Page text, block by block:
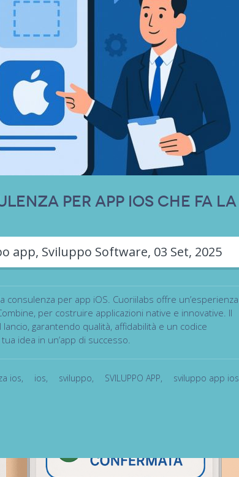
per app iOS che fa la
app, Sviluppo Software, 03 Set, 2025
consulenza per app iOS. Cuoriilabs offre un’esperienza
per costruire applicazioni native e innovative. Il
garantendo qualità, affidabilità e un codice
idea in un’app di successo.
ios, ios, sviluppo, SVILUPPO APP, sviluppo app ios